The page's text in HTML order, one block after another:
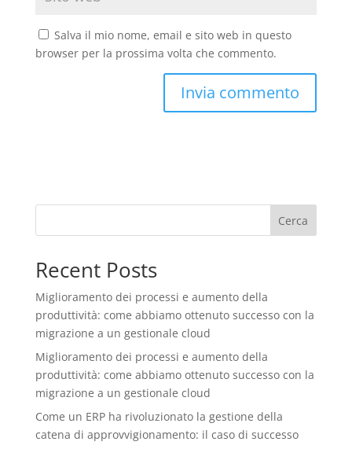
Salva il mio nome, email e sito web in questo
browser per la prossima volta che commento.
Cerca
Recent Posts
Miglioramento dei processi e aumento della
produttività: come abbiamo ottenuto successo con la
migrazione a un gestionale cloud
Miglioramento dei processi e aumento della
produttività: come abbiamo ottenuto successo con la
migrazione a un gestionale cloud
Come un ERP ha rivoluzionato la gestione della
catena di approvvigionamento: il caso di successo